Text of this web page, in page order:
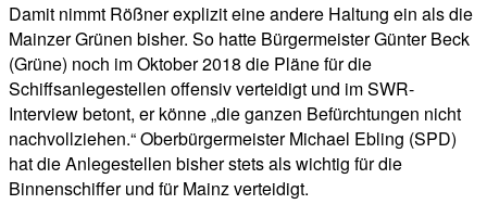
Damit nimmt Rößner explizit eine andere Haltung ein als die
Mainzer Grünen bisher. So hatte Bürgermeister Günter Beck
(Grüne) noch im Oktober 2018 die Pläne für die
Schiffsanlegestellen offensiv verteidigt und im SWR-
Interview betont, er könne „die ganzen Befürchtungen nicht
nachvollziehen.“ Oberbürgermeister Michael Ebling (SPD)
hat die Anlegestellen bisher stets als wichtig für die
Binnenschiffer und für Mainz verteidigt.